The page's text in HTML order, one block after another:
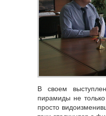
В своем
пирамиды не
просто